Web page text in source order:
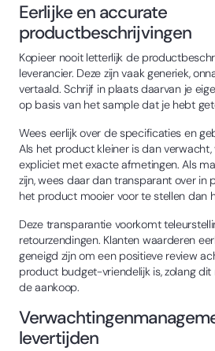
Eerlijke en accurate
productbeschrijvingen
Kopieer nooit letterlijk de
leverancier. Deze zijn vaak generiek,
vertaald. Schrijf in plaats daarvan je
op basis van het sample dat je hebt
Wees eerlijk over de specificaties en
Als het product kleiner is dan
expliciet met exacte afmetingen. Als
zijn, wees daar dan transparant over in
het product mooier voor te stellen dan
Deze transparantie voorkomt
retourzendingen. Klanten waarderen
geneigd zijn om een positieve review
product budget-vriendelijk is, zolang
de aankoop.
levertijden